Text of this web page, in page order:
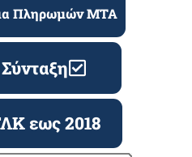
Πληρωμών ΜΤΑ
εως 2018